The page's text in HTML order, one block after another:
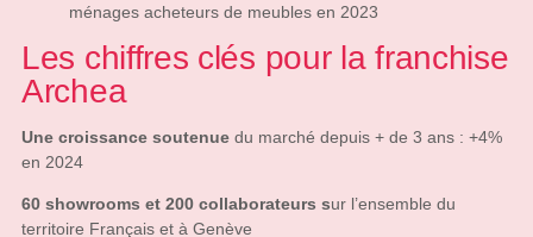
ménages acheteurs de meubles en 2023
Les chiffres clés pour la franchise
Archea
Une croissance soutenue du marché depuis + de 3 ans : +4%
en 2024
60 showrooms et 200 collaborateurs sur l’ensemble du
territoire Français et à Genève